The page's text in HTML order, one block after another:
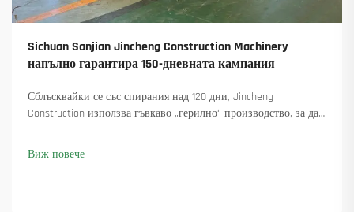
Sichuan Sanjian Jincheng Construction Machinery
напълно гарантира 150-дневната кампания
Сблъсквайки се със спирания над 120 дни, Jincheng
Construction използва гъвкаво „герилно“ производство, за да
Вижте как са поддържали производството в движение.
Виж повече